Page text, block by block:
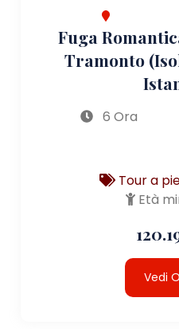
Fuga
Tramonto
6 Ora
Tour a
Età
Vedi